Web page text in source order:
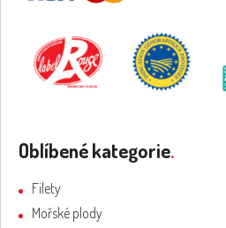
Oblíbené kategorie.
Filety
Mořské plody